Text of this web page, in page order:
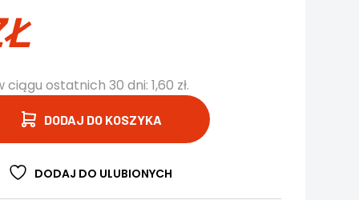
ciągu ostatnich 30 dni: 1,60 zł.
DODAJ DO KOSZYKA
DODAJ DO ULUBIONYCH